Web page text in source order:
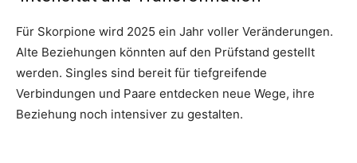
Für Skorpione wird 2025 ein Jahr voller Veränderungen.
Alte Beziehungen könnten auf den Prüfstand gestellt
werden. Singles sind bereit für tiefgreifende
Verbindungen und Paare entdecken neue Wege, ihre
Beziehung noch intensiver zu gestalten.